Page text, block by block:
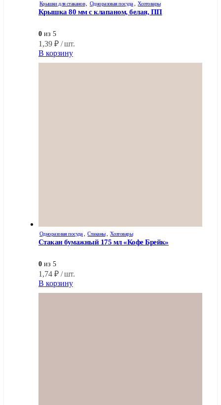
Крышки для стаканов Одноразовая посуда Хозтовары
Крышка 80 мм с клапаном, белая, ПП
0 из 5
1,39 ₽ / шт.
В корзину
Одноразовая посуда Стаканы Хозтовары
Стакан бумажный 175 мл «Кофе Брейк»
0 из 5
1,74 ₽ / шт.
В корзину